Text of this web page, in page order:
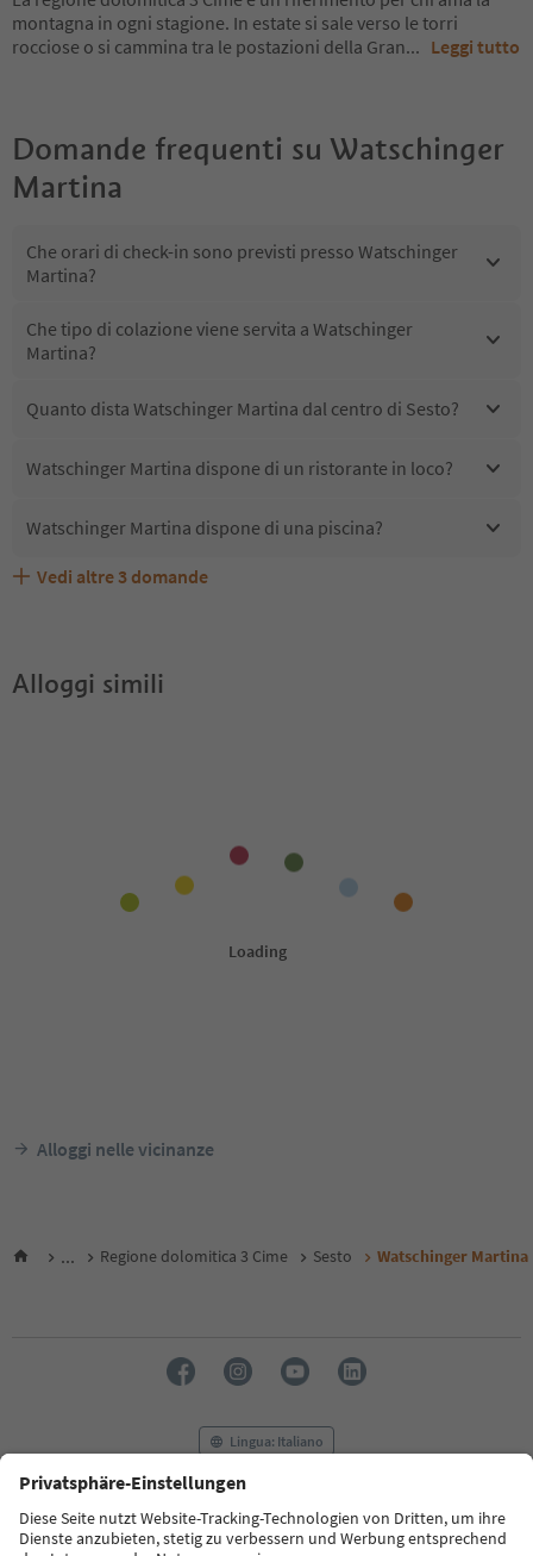
montagna in ogni stagione. In estate si sale verso le torri
rocciose o si cammina tra le postazioni della Gran... Leggi tutto
Domande frequenti su Watschinger
Martina
Che orari di check-in sono previsti presso Watschinger
Martina?
Che tipo di colazione viene servita a Watschinger
Martina?
Quanto dista Watschinger Martina dal centro di Sesto?
Watschinger Martina dispone di un ristorante in loco?
Watschinger Martina dispone di una piscina?
Watschinger Martina accetta animali domestici?
Quali servizi/attività sono disponibili presso
Gli ospiti di Watschinger Martina ricevono l'Alto Adige
Vedi altre 3 domande
Alloggi simili
Alloggi nelle vicinanze
... Regione dolomitica 3 Cime Sesto Watschinger Martina
Lingua: Italiano
FAQ Contatti Press MICE
Privacy Policy
Termini e condizioni
Crediti Cookie Policy